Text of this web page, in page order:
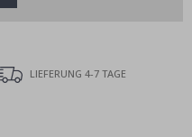
LIEFERUNG 4-7 TAGE